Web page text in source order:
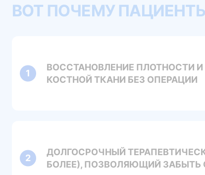
ВОТ ПОЧЕМУ
ВОССТАНОВЛЕНИЕ ПЛОТНОСТИ
КОСТНОЙ ТКАНИ БЕЗ ОПЕРАЦИИ
ДОЛГОСРОЧНЫЙ
БОЛЕЕ), ПОЗВОЛЯЮЩИЙ ЗАБЫТЬ